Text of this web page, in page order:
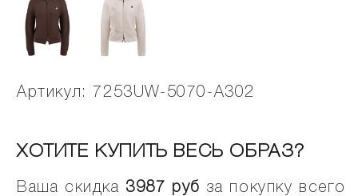
Артикул: 7253UW-5070-A302
ХОТИТЕ КУПИТЬ ВЕСЬ ОБРАЗ?
Ваша скидка 3987 руб за покупку всего